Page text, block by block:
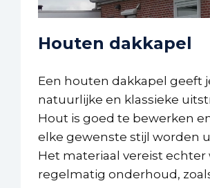
Houten dakkapel
Een houten dakkapel geeft
natuurlijke en klassieke
Hout is goed te bewerken
elke gewenste stijl worden
Het materiaal vereist echter
regelmatig onderhoud,